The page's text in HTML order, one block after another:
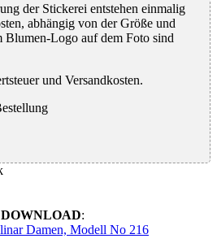
der Stickerei entstehen einmalig
abhängig von der Größe und
Blumen-Logo auf dem Foto sind
und Versandkosten.
:
Damen, Modell No 216